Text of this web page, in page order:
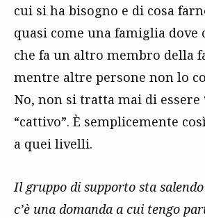
cui si ha bisogno e di cosa
quasi come una famiglia dove
che fa un altro membro della
mentre altre persone non lo
No, non si tratta mai di essere
“cattivo”. È semplicemente
a quei livelli.
Il gruppo di supporto sta
c’è una domanda a cui tengo